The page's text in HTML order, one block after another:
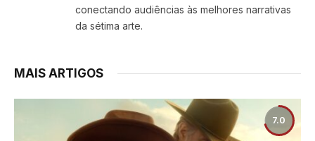
conectando audiências às melhores narrativas
da sétima arte.
MAIS ARTIGOS
7.0